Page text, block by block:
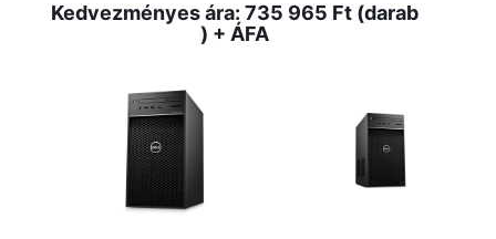
Kedvezményes ára: 735 965 Ft (darab
) + ÁFA